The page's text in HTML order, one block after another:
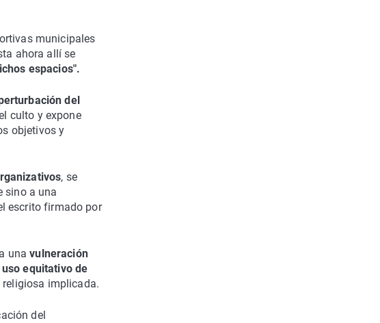
municipales
ahora allí se
espacios".
del
culto y expone
objetivos y
, se
sino a una
escrito firmado por
unavulneración
equitativo de
religiosa implicada.
del